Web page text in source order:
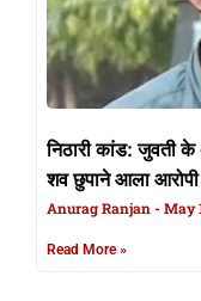
निठारी कांड: जुवती
शव छुपाने आला आरोपी
Anurag Ranjan May
Read More »